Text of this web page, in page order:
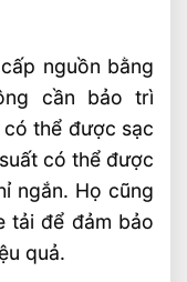
nguồn bằng
cần bảo trì
có thể được sạc
có thể được
ngắn. Họ cũng
tải để đảm bảo
quả.